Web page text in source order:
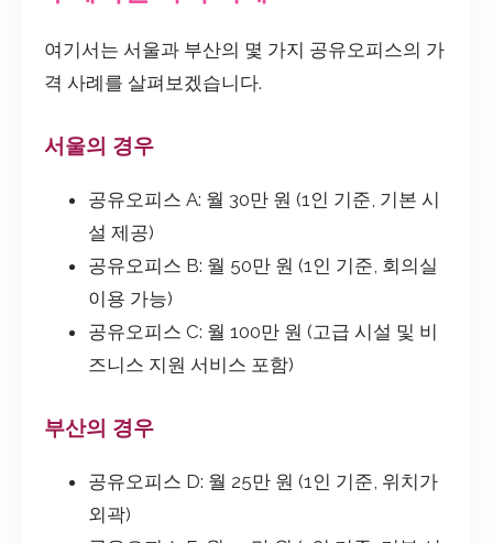
여기서는 서울과 부산의 몇 가지 공유오피스의 가
격 사례를 살펴보겠습니다.
서울의 경우
공유오피스 A: 월 30만 원 (1인 기준, 기본 시
설 제공)
공유오피스 B: 월 50만 원 (1인 기준, 회의실
이용 가능)
공유오피스 C: 월 100만 원 (고급 시설 및 비
즈니스 지원 서비스 포함)
부산의 경우
공유오피스 D: 월 25만 원 (1인 기준, 위치가
외곽)